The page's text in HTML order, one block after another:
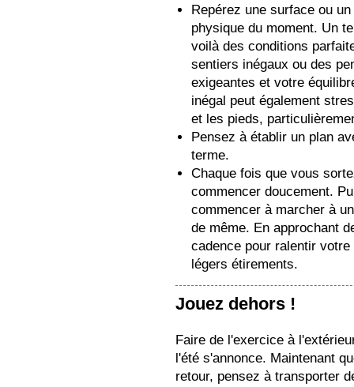
Repérez une surface ou
physique du moment. Un
voilà des conditions
sentiers inégaux ou des
exigeantes et votre
inégal peut également
et les pieds,
Pensez à établir un plan
terme.
Chaque fois que vous
commencer doucement.
commencer à marcher à
de même. En approchant
cadence pour ralentir
légers étirements.
Jouez dehors !
Faire de l'exercice à
l'été s'annonce. Maintenant
retour, pensez à transporter